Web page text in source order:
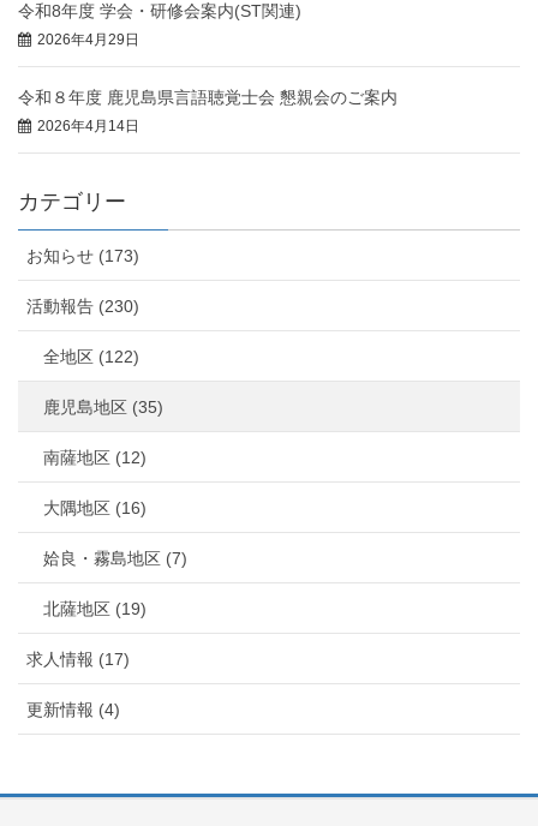
令和8年度 学会・研修会案内(ST関連)
2026年4月29日
令和８年度 鹿児島県言語聴覚士会 懇親会のご案内
2026年4月14日
カテゴリー
お知らせ (173)
活動報告 (230)
全地区 (122)
鹿児島地区 (35)
南薩地区 (12)
大隅地区 (16)
姶良・霧島地区 (7)
北薩地区 (19)
求人情報 (17)
更新情報 (4)